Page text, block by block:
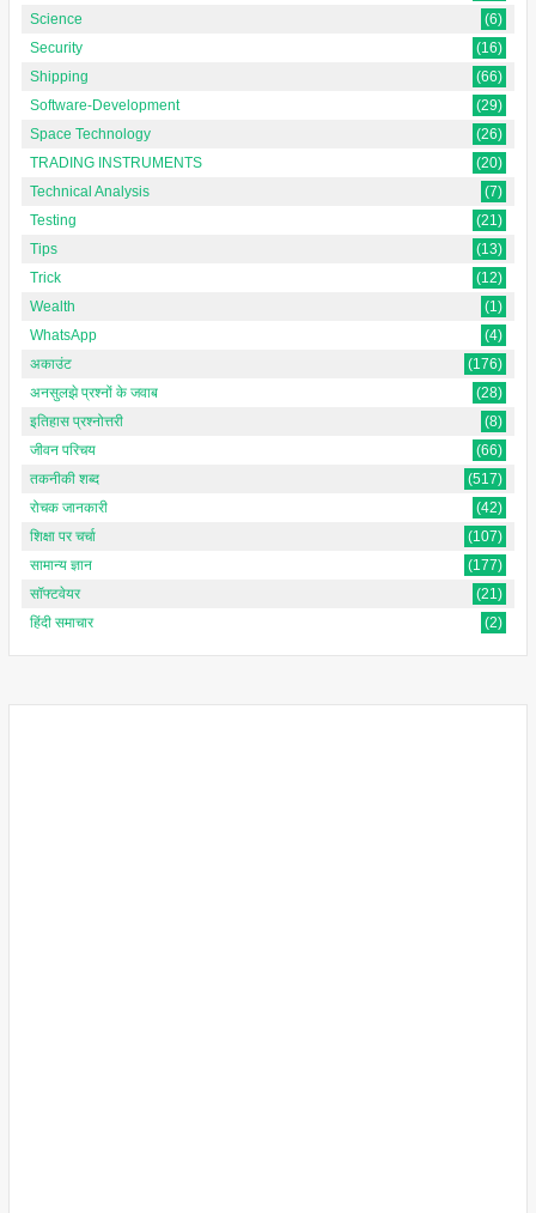
Science
(6)
Security
(16)
Shipping
(66)
Software-Development
(29)
Space Technology
(26)
TRADING INSTRUMENTS
(20)
Technical Analysis
(7)
Testing
(21)
Tips
(13)
Trick
(12)
Wealth
(1)
WhatsApp
(4)
अकाउंट
(176)
अनसुलझे प्रश्नों के जवाब
(28)
इतिहास प्रश्नोत्तरी
(8)
जीवन परिचय
(66)
तकनीकी शब्द
(517)
रोचक जानकारी
(42)
शिक्षा पर चर्चा
(107)
सामान्य ज्ञान
(177)
सॉफ्टवेयर
(21)
हिंदी समाचार
(2)